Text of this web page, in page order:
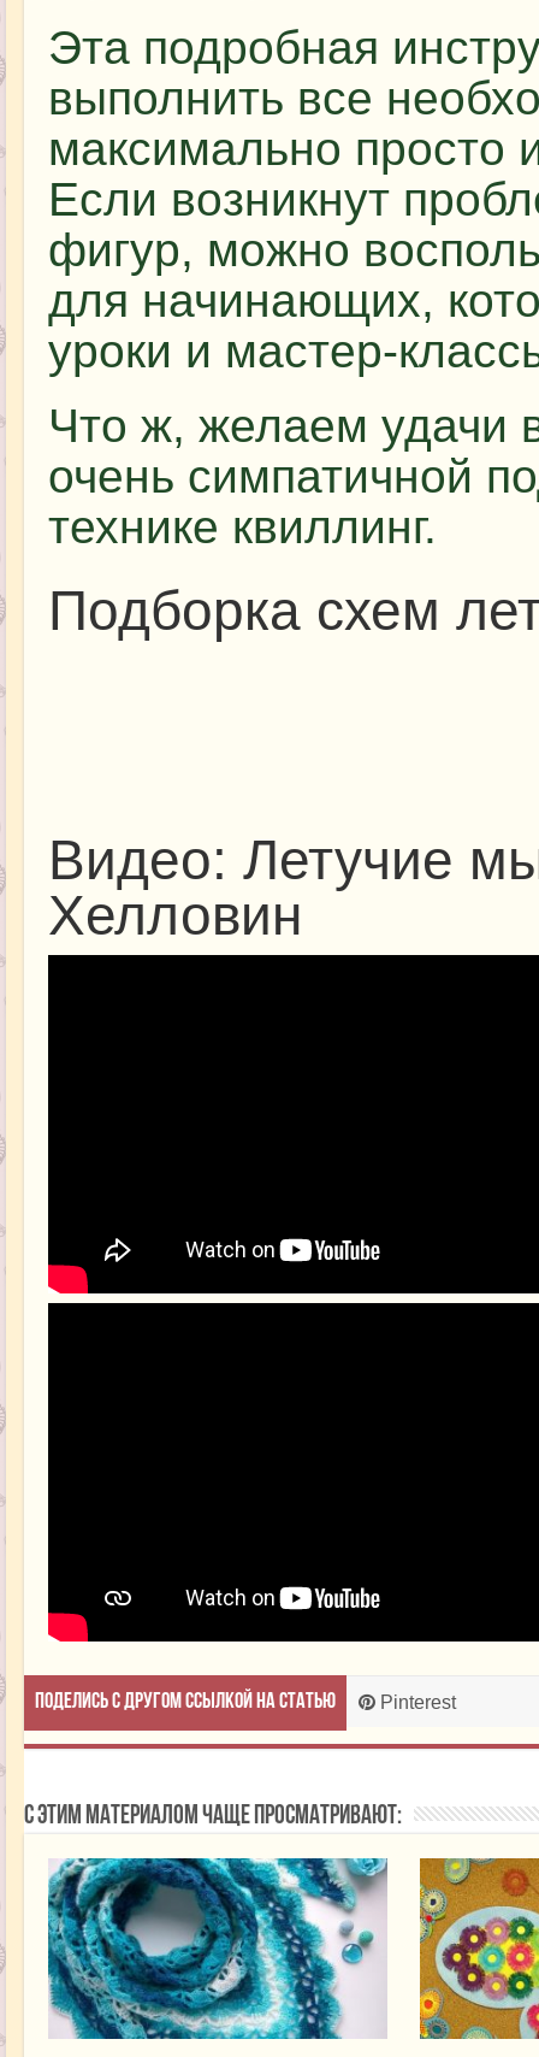
Эта подробная
выполнить все
максимально просто
Если возникнут
фигур, можно
для начинающих,
уроки и мастер-
Что ж, желаем удачи
очень симпатичной
технике квиллинг.
Подборка схем
Видео: Летучие
Хелловин
Поделись с другом ссылкой на статью Pinterest
С этим материалом чаще просматривают: